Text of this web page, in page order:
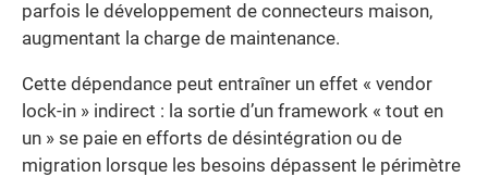
parfois le développement de connecteurs maison,
augmentant la charge de maintenance.
Cette dépendance peut entraîner un effet « vendor
lock-in » indirect : la sortie d’un framework « tout en
un » se paie en efforts de désintégration ou de
migration lorsque les besoins dépassent le périmètre